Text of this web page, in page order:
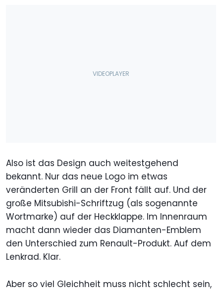
Also ist das Design auch weitestgehend
bekannt. Nur das neue Logo im etwas
veränderten Grill an der Front fällt auf. Und der
große Mitsubishi-Schriftzug (als sogenannte
Wortmarke) auf der Heckklappe. Im Innenraum
macht dann wieder das Diamanten-Emblem
den Unterschied zum Renault-Produkt. Auf dem
Lenkrad. Klar.
Aber so viel Gleichheit muss nicht schlecht sein,